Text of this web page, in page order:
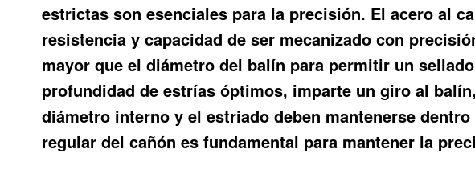
estrictas son esenciales para la precisión. El acero al
resistencia y capacidad de ser mecanizado con
mayor que el diámetro del balín para permitir un
profundidad de estrías óptimos, imparte un giro al
diámetro interno y el estriado deben mantenerse
regular del cañón es fundamental para mantener la